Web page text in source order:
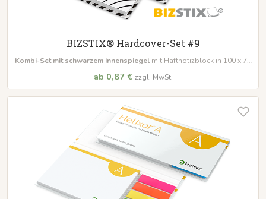
BIZSTIX® Hardcover-Set #9
Kombi-Set mit schwarzem Innenspiegel mit Haftnotizblock in 100 x 72
ab 0,87 € zzgl. MwSt.